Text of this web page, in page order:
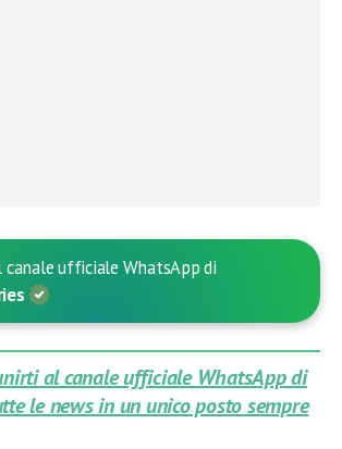
canale ufficiale WhatsApp di
al canale ufficiale WhatsApp di
le news in un unico posto sempre